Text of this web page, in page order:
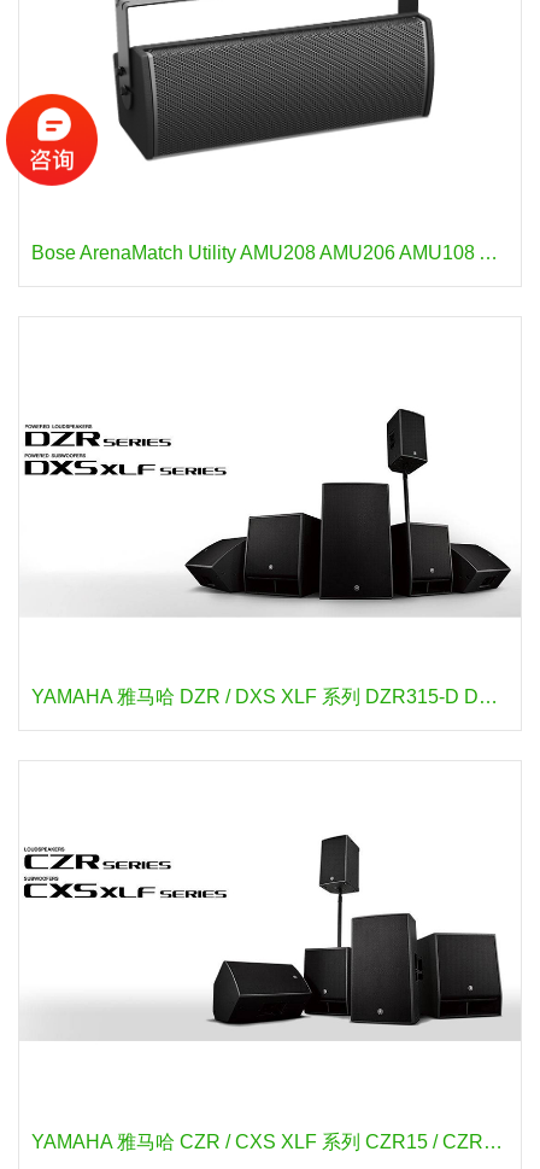
Bose ArenaMatch Utility AMU208 AMU206 AMU108 AMU105 专为区域补声或高 SPL 前景音乐而构建
YAMAHA 雅马哈 DZR / DXS XLF 系列 DZR315-D DZR315 DZR15-D DZR15 DZR12-D DZR12 DZR10-D DZR10 DXS18XLF-D DXS18XLF DXS15XLF-D DXS15XLF 有源音箱
YAMAHA 雅马哈 CZR / CXS XLF 系列 CZR15 / CZR15W CZR12 / CZR12W CZR10 / CZR10W CXS18XLF / CXS18XLFW CXS15XLF / CXS15XLFW